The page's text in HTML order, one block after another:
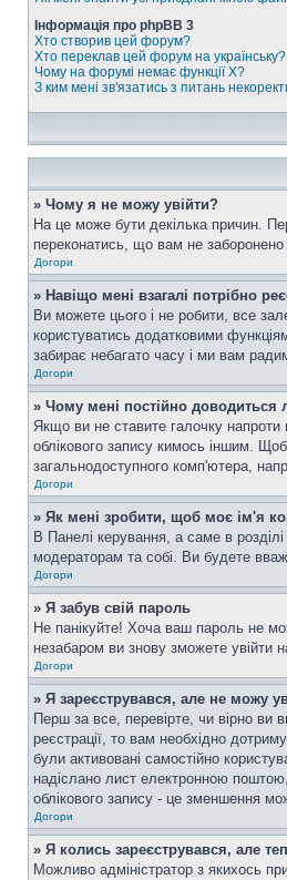
Інформація про phpBB 3
Хто створив цей форум?
Хто переклав цей форум на українську?
Чому на форумі немає функції X?
З ким мені зв'язатись з питань
» Чому я не можу увійти?
На це може бути декілька причин.
переконатись, що вам не
Догори
» Навіщо мені взагалі потрібно
Ви можете цього і не робити, все
користуватись додатковими
забирає небагато часу і ми вам
Догори
» Чому мені постійно доводиться
Якщо ви не ставите галочку напроти
облікового запису кимось іншим.
загальнодоступного комп'ютера,
Догори
» Як мені зробити, щоб моє ім'я
В Панелі керування, а саме в
модераторам та собі. Ви будете
Догори
» Я забув свій пароль
Не панікуйте! Хоча ваш пароль не
незабаром ви знову зможете увійти
Догори
» Я зареєструвався, але не можу
Перш за все, перевірте, чи вірно
реєстрації, то вам необхідно
були активовані самостійно
надіслано лист електронною
облікового запису - це зменшення
Догори
» Я колись зареєструвався, але
Можливо адміністратор з якихось